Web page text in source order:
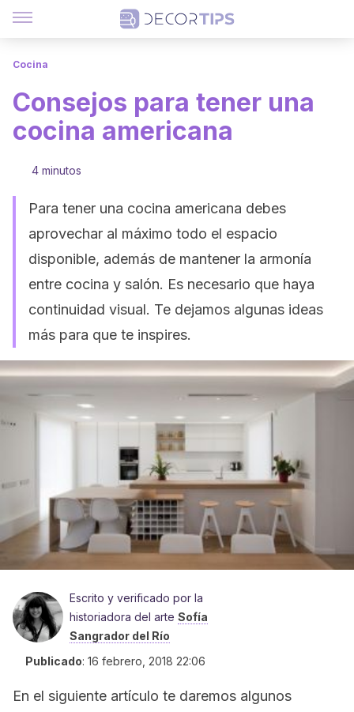
Cocina
Consejos para tener una
cocina americana
4 minutos
Para tener una cocina americana debes
aprovechar al máximo todo el espacio
disponible, además de mantener la armonía
entre cocina y salón. Es necesario que haya
continuidad visual. Te dejamos algunas ideas
más para que te inspires.
Escrito y verificado por la
historiadora del arte Sofía
Sangrador del Río
Publicado: 16 febrero, 2018 22:06
En el siguiente artículo te daremos algunos